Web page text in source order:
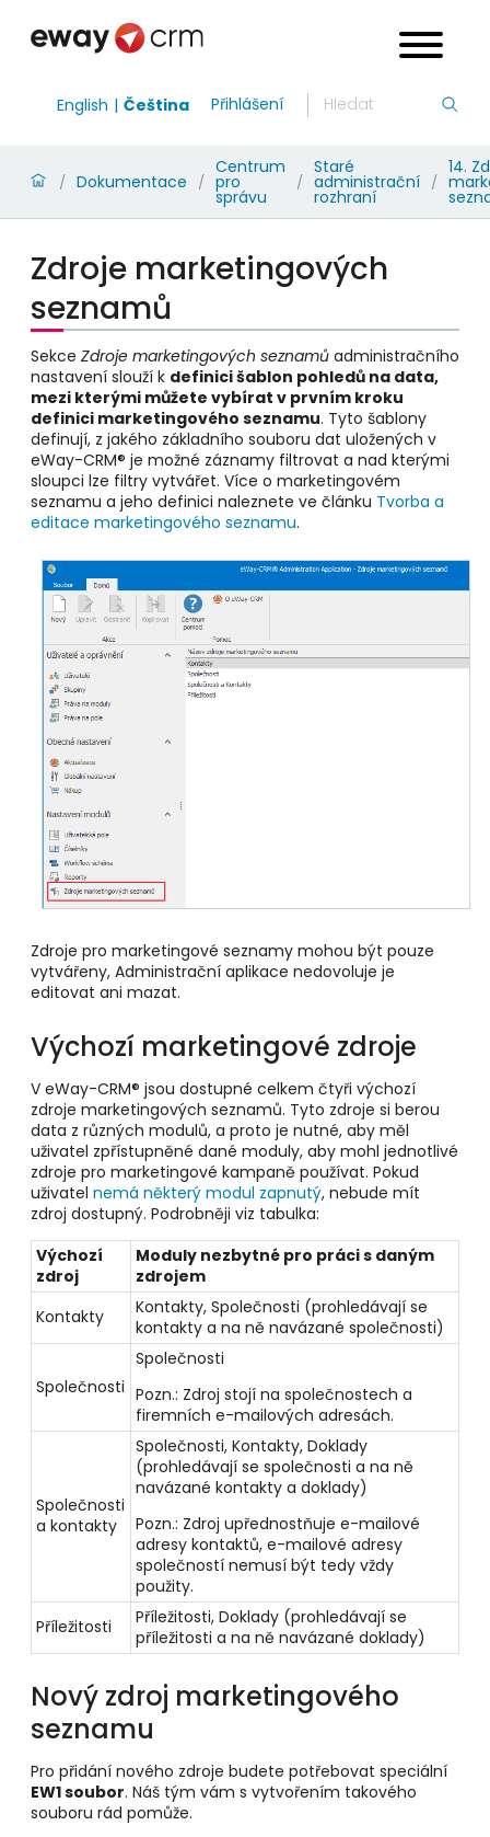
English Čeština Přihlášení
/ Dokumentace /
Centrum
pro
správu
/
Staré
administrační
rozhraní
/
14.
Zdroje marketingových
seznamů
Sekce Zdroje marketingových seznamů administračního
nastavení slouží k definici šablon pohledů na data,
mezi kterými můžete vybírat v prvním kroku
definici marketingového seznamu. Tyto šablony
definují, z jakého základního souboru dat uložených v
eWay-CRM® je možné záznamy filtrovat a nad kterými
sloupci lze filtry vytvářet. Více o marketingovém
seznamu a jeho definici naleznete ve článku Tvorba a
editace marketingového seznamu.
Zdroje pro marketingové seznamy mohou být pouze
vytvářeny, Administrační aplikace nedovoluje je
editovat ani mazat.
Výchozí marketingové zdroje
V eWay-CRM® jsou dostupné celkem čtyři výchozí
zdroje marketingových seznamů. Tyto zdroje si berou
data z různých modulů, a proto je nutné, aby měl
uživatel zpřístupněné dané moduly, aby mohl jednotlivé
zdroje pro marketingové kampaně používat. Pokud
uživatel nemá některý modul zapnutý, nebude mít
zdroj dostupný. Podrobněji viz tabulka:
Výchozí
zdroj
Moduly nezbytné pro práci s daným
zdrojem
Kontakty
Kontakty, Společnosti (prohledávají se
kontakty a na ně navázané společnosti)
Společnosti
Společnosti
Pozn.: Zdroj stojí na společnostech a
firemních e-mailových adresách.
Společnosti
a kontakty
Společnosti, Kontakty, Doklady
(prohledávají se společnosti a na ně
navázané kontakty a doklady)
Pozn.: Zdroj upřednostňuje e-mailové
adresy kontaktů, e-mailové adresy
společností nemusí být tedy vždy
použity.
Příležitosti
Příležitosti, Doklady (prohledávají se
příležitosti a na ně navázané doklady)
Nový zdroj marketingového
seznamu
Pro přidání nového zdroje budete potřebovat speciální
EW1 soubor. Náš tým vám s vytvořením takového
souboru rád pomůže.